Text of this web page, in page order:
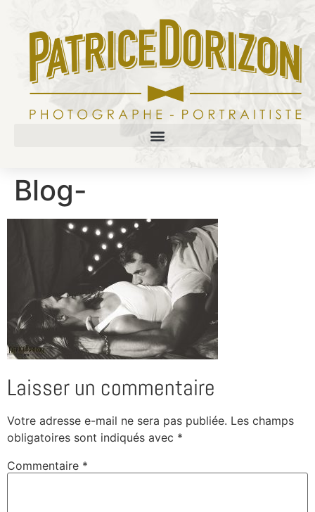
Blog-
Laisser un commentaire
Votre adresse e-mail ne sera pas publiée. Les champs
obligatoires sont indiqués avec *
Commentaire *